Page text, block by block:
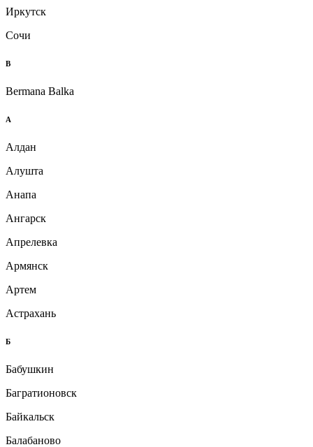
Иркутск
Сочи
B
Bermana Balka
А
Алдан
Алушта
Анапа
Ангарск
Апрелевка
Армянск
Артем
Астрахань
Б
Бабушкин
Багратионовск
Байкальск
Балабаново